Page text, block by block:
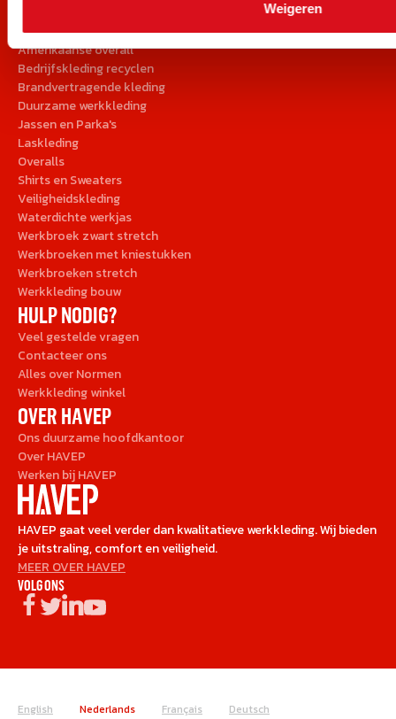
Weigeren
HAVEP gaat veel verder dan kwalitatieve werkkleding. Wij bieden
je uitstraling, comfort en veiligheid.
MEER OVER HAVEP
VOLG ONS
ONZE PRODUCTEN
Amerikaanse overall
Bedrijfskleding recyclen
Brandvertragende kleding
Duurzame werkkleding
Jassen en Parka's
Laskleding
Overalls
Shirts en Sweaters
Veiligheidskleding
Waterdichte werkjas
Werkbroek zwart stretch
Werkbroeken met kniestukken
Werkbroeken stretch
Werkkleding bouw
HULP NODIG?
Veel gestelde vragen
Contacteer ons
Alles over Normen
Werkkleding winkel
OVER HAVEP
Ons duurzame hoofdkantoor
Over HAVEP
Werken bij HAVEP
English Nederlands Français Deutsch